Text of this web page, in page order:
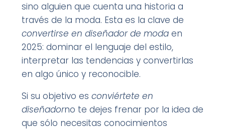
Descarga la plantilla
gratuita para crear
moodboards
profesionales siempre
que los necesites.
sino alguien que cuenta una historia a
través de la moda. Esta es la clave de
convertirse en diseñador de modaen
2025: dominar el lenguaje del estilo,
interpretar las tendencias y convertirlas
en algo único y reconocible.
Si su objetivo es conviértete en
diseñadorno te dejes frenar por la idea de
que sólo necesitas conocimientos